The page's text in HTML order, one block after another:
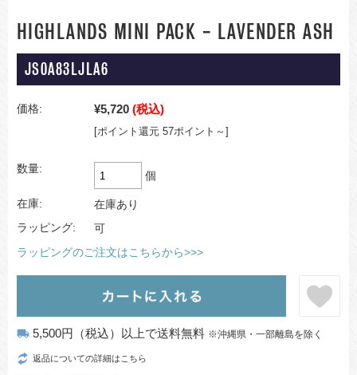
HIGHLANDS MINI PACK - LAVENDER ASH
JS0A83LJLA6
価格: ¥5,720 (税込)
[ポイント還元 57ポイント～]
数量:
個
在庫:
在庫あり
ラッピング:
可
ラッピングのご注文はこちらから>>>
local_shipping 5,500円（税込）以上で送料無料 ※沖縄県・一部離島を除く
返品についての詳細はこちら